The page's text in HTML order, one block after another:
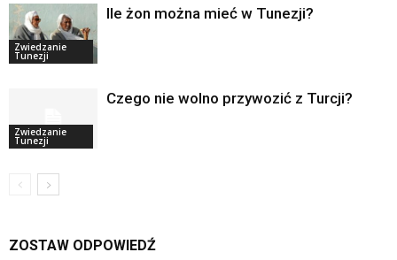
Zwiedzanie
Tunezji
Ile żon można mieć w Tunezji?
Zwiedzanie
Tunezji
Czego nie wolno przywozić z Turcji?
ZOSTAW ODPOWIEDŹ